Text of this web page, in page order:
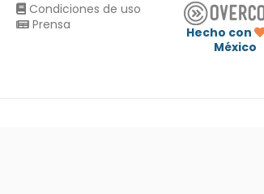
Condiciones de uso
Prensa
Hecho con
México